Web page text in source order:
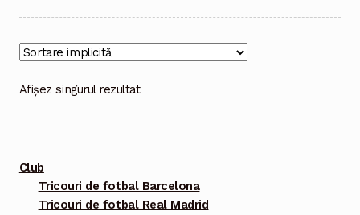
mai
multe
variații.
Afișez singurul rezultat
Club
Tricouri de fotbal Barcelona
Tricouri de fotbal Real Madrid